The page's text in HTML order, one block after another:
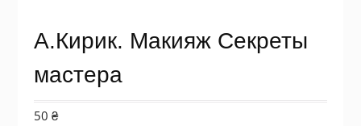
А.Кирик. Макияж Секреты
мастера
50 ₴